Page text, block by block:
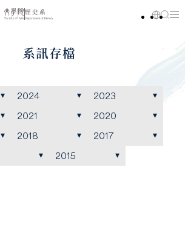
系訊存檔
2024
2023
2021
2020
2018
2017
2015